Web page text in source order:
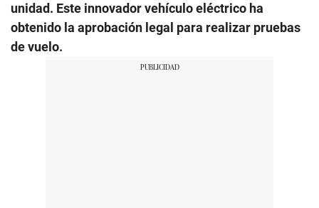
unidad. Este innovador vehículo eléctrico ha
obtenido la aprobación legal para realizar pruebas
de vuelo.